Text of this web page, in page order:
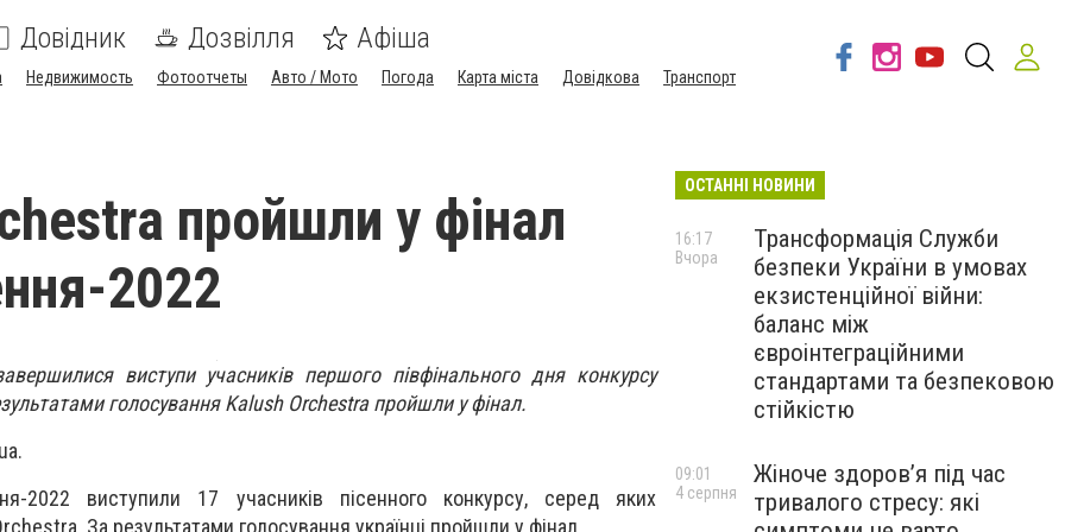
Довідник Дозвілля Афіша
Недвижимость Фотоотчеты Авто / Мото Погода Карта міста Довідкова Транспорт
пройшли у фінал
2022
виступи учасників першого півфінального дня конкурсу
голосування Kalush Orchestra пройшли у фінал.
2022 виступили 17 учасників пісенного конкурсу, серед яких
ОСТАННІ НОВИНИ
Трансформація Служби
безпеки України в умовах
екзистенційної війни:
баланс між
євроінтеграційними
стандартами та безпековою
стійкістю
16:17
Вчора
Жіноче здоров’я під час
тривалого стресу: які
09:01
4 серпня